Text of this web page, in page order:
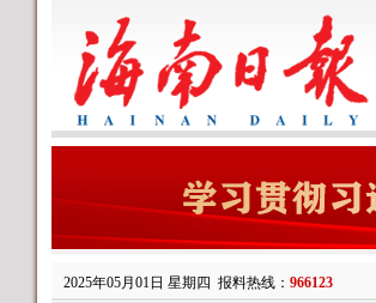
2025年05月01日 星期四 报料热线： 966123